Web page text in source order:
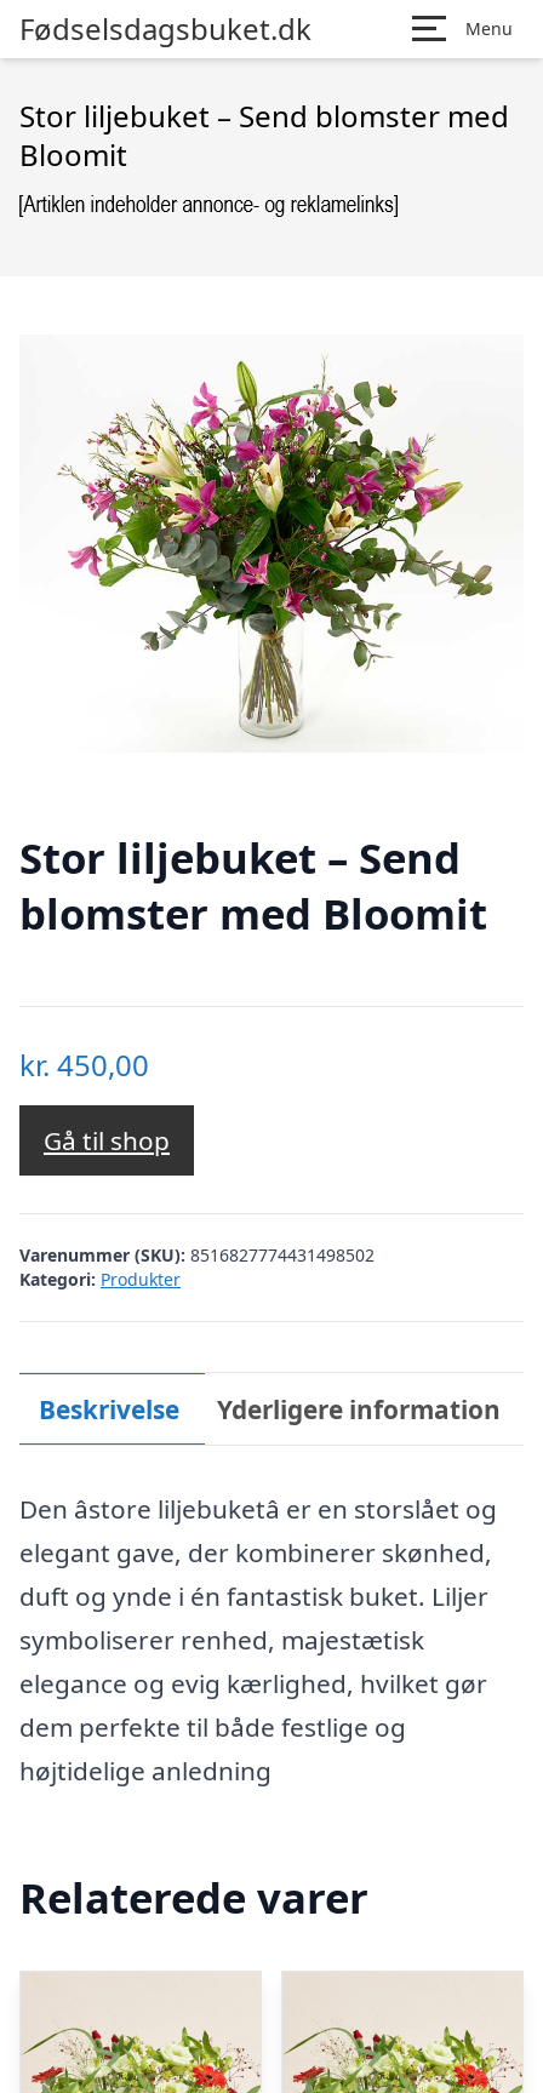
Fødselsdagsbuket.dk Menu
Stor liljebuket – Send blomster med
Bloomit
Stor liljebuket – Send
blomster med Bloomit
kr. 450,00
Gå til shop
Varenummer (SKU): 8516827774431498502
Kategori: Produkter
Beskrivelse Yderligere information
Den âstore liljebuketâ er en storslået og
elegant gave, der kombinerer skønhed,
duft og ynde i én fantastisk buket. Liljer
symboliserer renhed, majestætisk
elegance og evig kærlighed, hvilket gør
dem perfekte til både festlige og
højtidelige anledning
Relaterede varer